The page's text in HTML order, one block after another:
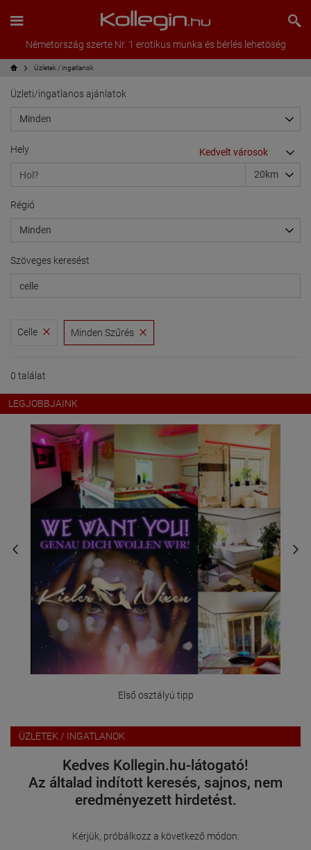
Németország szerte Nr. 1 erotikus munka és bérlés lehetöség
Üzletek / ingatlanok
Üzleti/ingatlanos ajánlatok
Hely
Régió
Szöveges keresést
Celle Minden Szűrés
0 találat
LEGJOBBJAINK
Első osztályú tipp
ÜZLETEK / INGATLANOK
Kedves Kollegin.hu-látogató!
Az általad indított keresés, sajnos, nem
eredményezett hirdetést.
Kérjük, próbálkozz a következő módon: